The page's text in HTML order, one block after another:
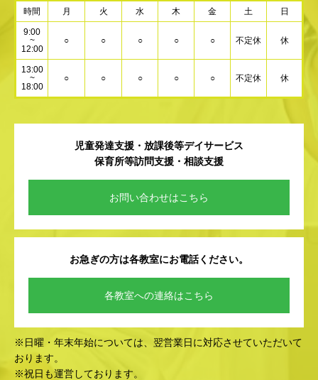
時間 月 火 水 木 金 土 日
9:00
~
12:00
○ ○ ○ ○ ○ 不定休 休
13:00
~
18:00
○ ○ ○ ○ ○ 不定休 休
児童発達支援・放課後等デイサービス
保育所等訪問支援・相談支援
お問い合わせはこちら
お急ぎの方は各教室にお電話ください。
各教室への連絡はこちら
※日曜・年末年始については、翌営業日に対応させていただいて
おります。
※祝日も運営しております。